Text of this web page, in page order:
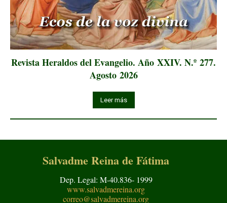
Revista Heraldos del Evangelio. Año XXIV. N.º 277.
Agosto 2026
Leer más
Salvadme Reina de Fátima
Dep. Legal: M-40.836- 1999
www.salvadmereina.org
correo@salvadmereina.org